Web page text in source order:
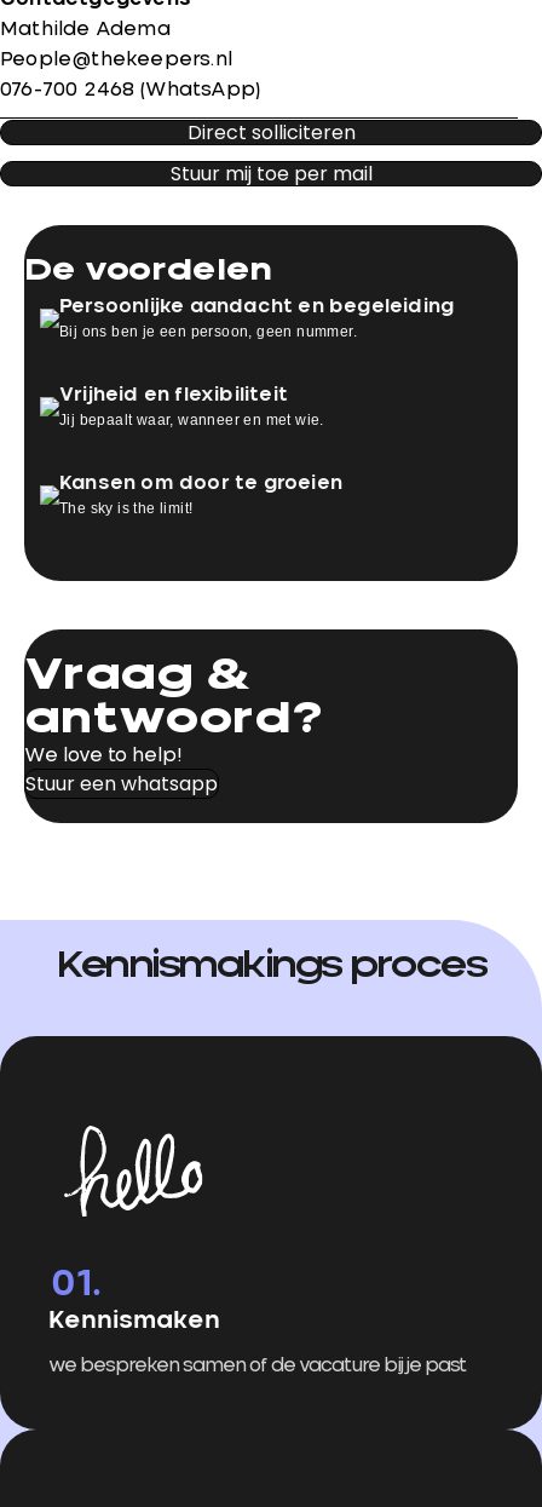
Mathilde Adema
People@thekeepers.nl
076-700 2468 (WhatsApp)
Direct solliciteren
Stuur mij toe per mail
De voordelen
Persoonlijke aandacht en begeleiding
Bij ons ben je een persoon, geen nummer.
Vrijheid en flexibiliteit
Jij bepaalt waar, wanneer en met wie.
Kansen om door te groeien
The sky is the limit!
Vraag &
antwoord?
We love to help!
Stuur een whatsapp
Kennismakings proces
Kennismaken
we bespreken samen of de vacature bij je past